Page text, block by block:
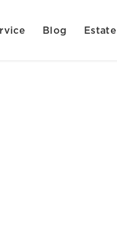
Blog Estate